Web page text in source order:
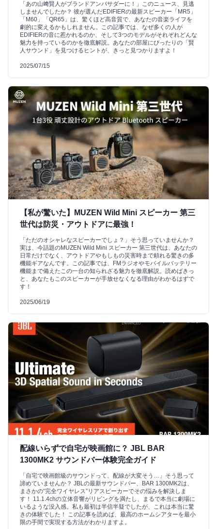
「あの山﨑賢人がブランドアンバサダーに！」このニュース、見逃
しませんでしたか？ 彼が選んだEDIFIERの最新スピーカー「MR5」
「M60」「QR65」は、驚くほど高音質で、あなたの音楽ライフを
劇的に変えるかもしれません。この記事では、なぜ多くの人が
EDIFIERの音に惹かれるのか、そして3つのモデルがそれぞれどんな
魅力を持っているのかを徹底解説。あなたの部屋にぴったりの「賢
人サウンド」を見つけるヒントが、きっと見つかりますよ！
2025/07/15
【私が驚いた】MUZEN Wild Mini スピーカー 第三
世代は防災・アウトドアに最強！
「ただのオシャレなスピーカーでしょ？」そう思っていませんか？
実は、今話題のMUZEN Wild Mini スピーカー 第三世代は、あなたの
日常だけでなく、アウトドアやもしもの災害時まで頼れる驚きの多
機能ギアなんです。この記事では、FMラジオやモバイルバッテリー
機能まで備えたこの一台の知られざる魅力を徹底解説。読めばきっ
と、あなたもこのスピーカーが手放せなくなる理由がわかるはずで
す！
2025/06/19
配線いらずで自宅が映画館に？ JBL BAR
1300MK2 サウンドバー体験完全ガイド
「自宅で映画館級のサウンドって、配線が大変そう…」そう思って
諦めていませんか？ JBLの最新サウンドバー、BAR 1300MK2は、
まさかの“完全ワイヤレス”リアスピーカーでその悩みを解決しま
す！ 11.1.4chの立体音響がリビングを満たし、まるで本当に劇場に
いるような没入感。私も最初は半信半疑でしたが、これは本当に驚
きの体験でした！ この記事を読めば、最高のホームシアターを最小
限の手間で実現する方法がわかりますよ。